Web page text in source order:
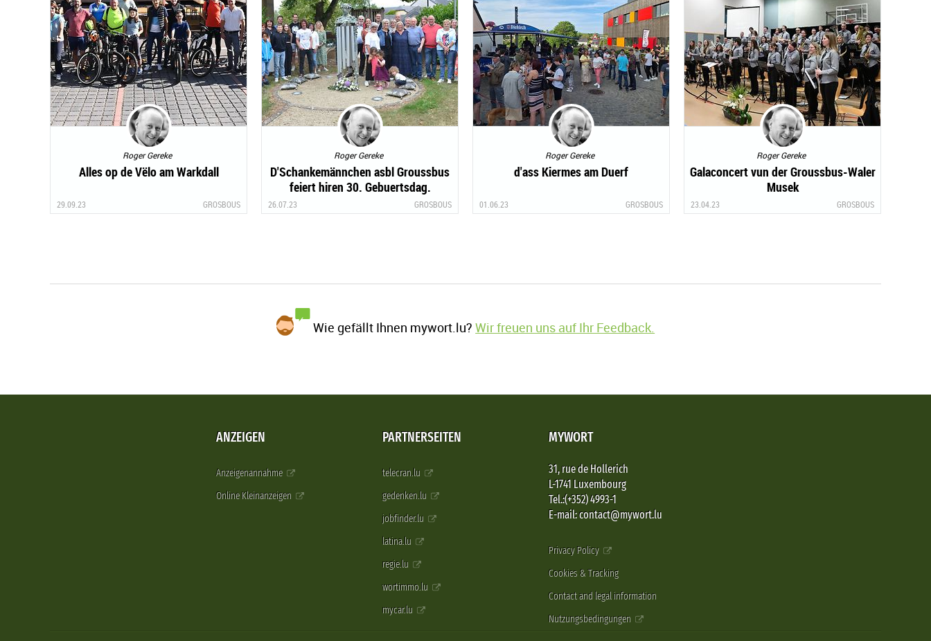
Roger Gereke
Alles op de Vëlo am Warkdall
29.09.23 GROSBOUS
Roger Gereke
D'Schankemännchen asbl Groussbus
feiert hiren 30. Gebuertsdag.
26.07.23 GROSBOUS
Roger Gereke
d'ass Kiermes am Duerf
01.06.23 GROSBOUS
Roger Gereke
Galaconcert vun der Groussbus-Waler
Musek
23.04.23 GROSBOUS
Wie gefällt Ihnen mywort.lu?Wir freuen uns auf Ihr Feedback.
ANZEIGEN
Anzeigenannahme
Online Kleinanzeigen
PARTNERSEITEN
telecran.lu
gedenken.lu
jobfinder.lu
latina.lu
regie.lu
wortimmo.lu
mycar.lu
MYWORT
31, rue de Hollerich
L-1741 Luxembourg
Tel.:(+352) 4993-1
E-mail: contact@mywort.lu
Privacy Policy
Cookies & Tracking
Contact and legal information
Nutzungsbedingungen